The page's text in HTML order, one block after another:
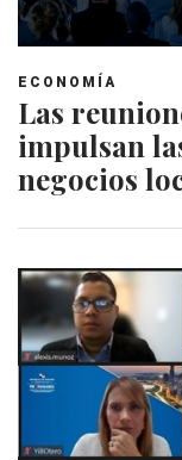
ECONOMÍA
Las
impulsan
negocios